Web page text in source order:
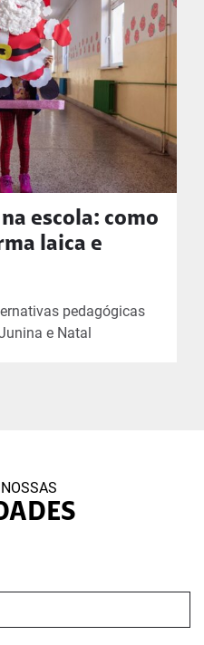
escola: como
laica e
pedagógicas
e Natal